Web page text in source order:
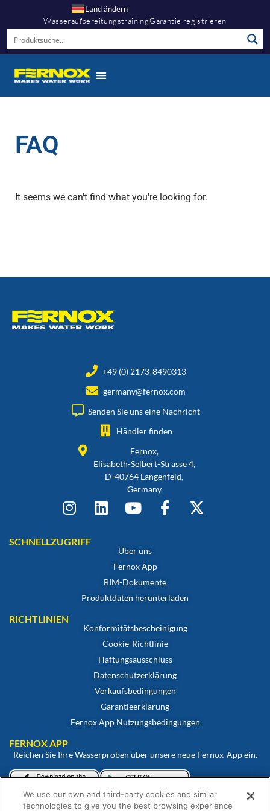
Land ändern
WasseraufbereitungstrainingGarantie registrieren
FAQ
It seems we can't find what you're looking for.
+49 (0) 2173-8490313
germany@fernox.com
Senden Sie uns eine Nachricht
Händler finden
Fernox,
Elisabeth-Selbert-Strasse 4,
D-40764 Langenfeld,
Germany
SCHNELLZUGRIFF
Über uns
Fernox App
BIM-Dokumente
Produktdaten herunterladen
RICHTLINIEN
Konformitätsbescheinigung
Cookie-Richtlinie
Haftungsausschluss
Datenschutzerklärung
Verkaufsbedingungen
Garantieerklärung
Fernox App Nutzungsbedingungen
FERNOX APP
Reichen Sie Ihre Wasserproben über unsere neue Fernox-App ein.
Betrachten und überwachen Sie Ihre Proben über unser Fernox-
We use our own and third-party cookies and similar
technologies to give you the best browsing experience